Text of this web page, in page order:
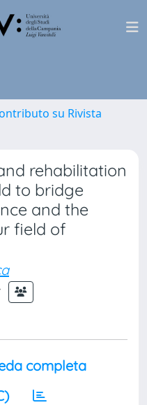
su Rivista
rehabilitation
to bridge
and the
field of
completa